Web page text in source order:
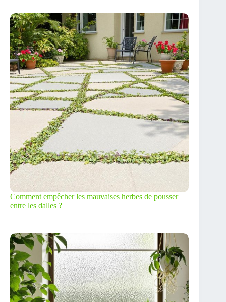
Comment empêcher les mauvaises herbes de pousser
entre les dalles ?